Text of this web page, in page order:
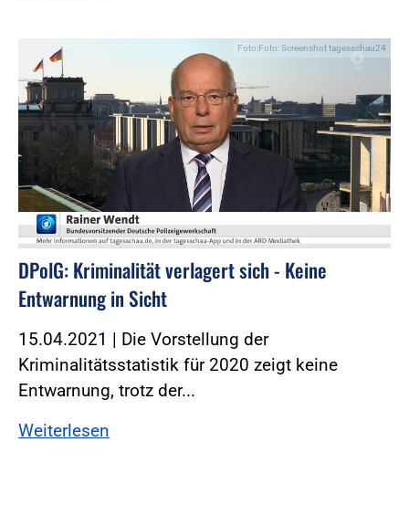
Foto:Foto: Screenshot tagesschau24
DPolG: Kriminalität verlagert sich - Keine
Entwarnung in Sicht
15.04.2021 | Die Vorstellung der
Kriminalitätsstatistik für 2020 zeigt keine
Entwarnung, trotz der...
Weiterlesen